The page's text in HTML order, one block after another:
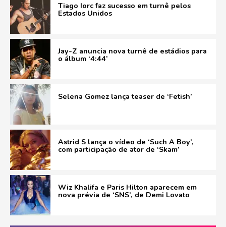
Tiago Iorc faz sucesso em turnê pelos
Estados Unidos
Jay-Z anuncia nova turnê de estádios para
o álbum ‘4:44’
Selena Gomez lança teaser de ‘Fetish’
Astrid S lança o vídeo de ‘Such A Boy’,
com participação de ator de ‘Skam’
Wiz Khalifa e Paris Hilton aparecem em
nova prévia de ‘SNS’, de Demi Lovato